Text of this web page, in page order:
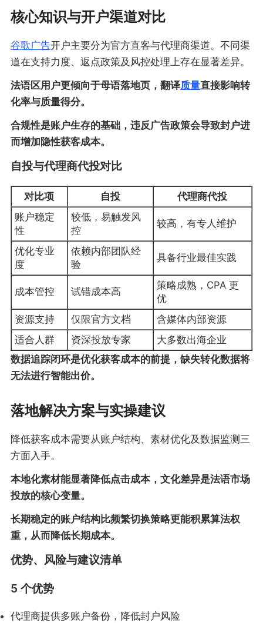
核心知识与开户渠道对比
谷歌广告开户主要分为官方直客与代理商渠道。不同渠
道在支持力度、返点政策及风控处理上存在显著差异。
法语区用户更倾向于母语落地页，翻译质量直接影响转
化率与质量得分。
合规性是账户生存的基础，违反广告政策会导致封户进
而增加隐性获客成本。
自投与代理商代投对比
对比项 自投
代理商代投
账户稳定
性
较低，易触发风
控
较高，有专人维护
优化专业
度
依赖内部团队经
验
具备行业最佳实践
成本管控 试错成本高
策略成熟，CPA 更
优
资源支持
仅限官方文档
含媒体内部资源
适合人群
资深投放专家
大多数出海企业
数据追踪闭环是优化获客成本的前提，缺失转化数据将
无法进行智能出价。
落地解决方案与实操建议
降低获客成本需要从账户结构、素材优化及数据监测三
方面入手。
本地化素材能显著降低点击成本，文化差异是法语市场
投放的核心变量。
长期稳定的账户结构比频繁切换策略更能积累算法权
重，从而降低长期成本。
优势、风险与建议清单
5 个优势
代理商提供多账户备份，降低封户风险